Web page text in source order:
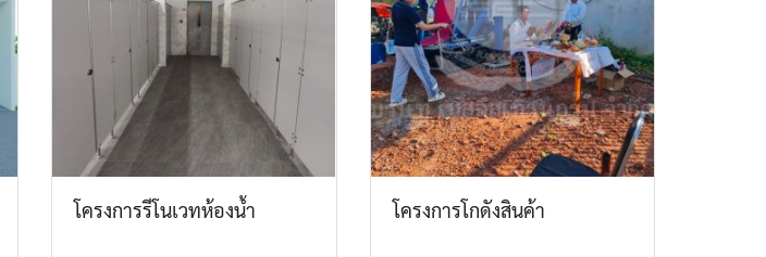
โครงการรีโนเวทห้องน้ำ โครงการโกดังสินค้า